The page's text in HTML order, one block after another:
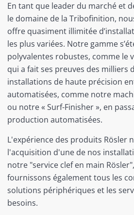
En tant que leader du marché et
le domaine de la Tribofinition,
offre quasiment illimitée
les plus variées. Notre gamme
polyvalentes robustes, comme le
qui a fait ses preuves des milliers
installations de haute précision
automatisées, comme notre
ou notre « Surf-Finisher », en
production automatisées.
L'expérience des produits Rösler
l'acquisition d'une de nos
notre "service clef en main
fournissons également tous les
solutions périphériques et les
besoins.